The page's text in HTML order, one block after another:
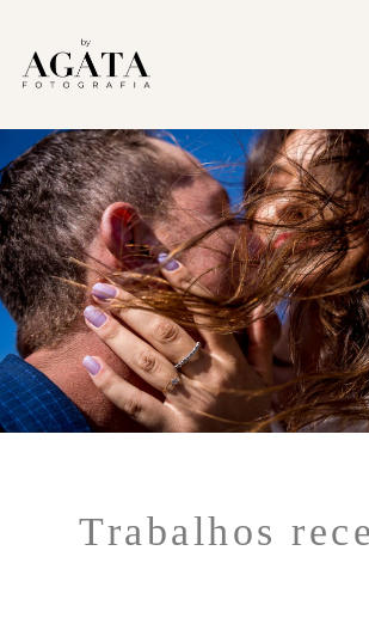
Trabalhos